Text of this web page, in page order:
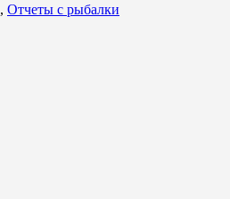
, Отчеты с рыбалки